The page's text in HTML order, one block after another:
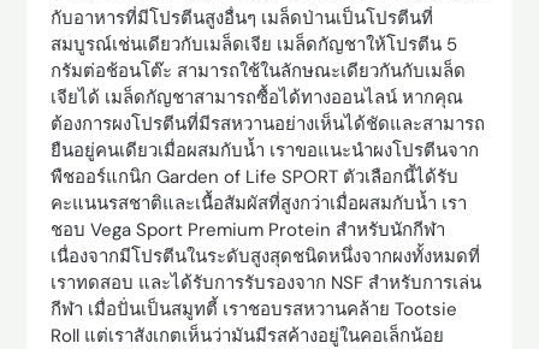
กับอาหารที่มีโปรตีนสูงอื่นๆ เมล็ดป่านเป็นโปรตีนที่
สมบูรณ์เช่นเดียวกับเมล็ดเจีย เมล็ดกัญชาให้โปรตีน 5
กรัมต่อช้อนโต๊ะ สามารถใช้ในลักษณะเดียวกันกับเมล็ด
เจียได้ เมล็ดกัญชาสามารถซื้อได้ทางออนไลน์ หากคุณ
ต้องการผงโปรตีนที่มีรสหวานอย่างเห็นได้ชัดและสามารถ
ยืนอยู่คนเดียวเมื่อผสมกับน้ำ เราขอแนะนำผงโปรตีนจาก
พืชออร์แกนิก Garden of Life SPORT ตัวเลือกนี้ได้รับ
คะแนนรสชาติและเนื้อสัมผัสที่สูงกว่าเมื่อผสมกับน้ำ เรา
ชอบ Vega Sport Premium Protein สำหรับนักกีฬา
เนื่องจากมีโปรตีนในระดับสูงสุดชนิดหนึ่งจากผงทั้งหมดที่
เราทดสอบ และได้รับการรับรองจาก NSF สำหรับการเล่น
กีฬา เมื่อปั่นเป็นสมูทตี้ เราชอบรสหวานคล้าย Tootsie
Roll แต่เราสังเกตเห็นว่ามันมีรสค้างอยู่ในคอเล็กน้อย